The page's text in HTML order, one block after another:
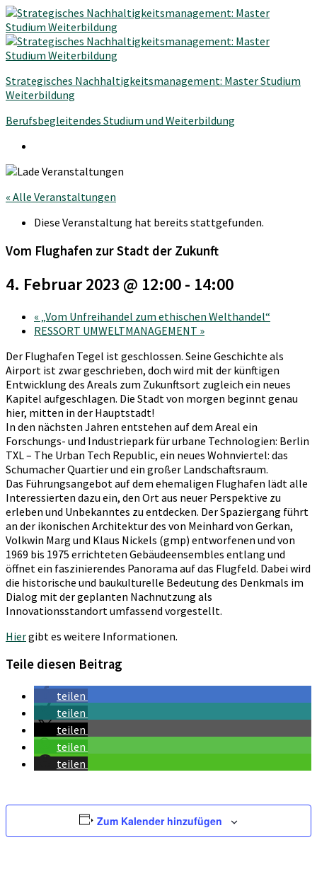
Strategisches Nachhaltigkeitsmanagement: Master Studium
Weiterbildung
Berufsbegleitendes Studium und Weiterbildung
« Alle Veranstaltungen
Diese Veranstaltung hat bereits stattgefunden.
Vom Flughafen zur Stadt der Zukunft
4. Februar 2023 @ 12:00- 14:00
« „Vom Unfreihandel zum ethischen Welthandel“
RESSORT UMWELTMANAGEMENT »
Der Flughafen Tegel ist geschlossen. Seine Geschichte als
Airport ist zwar geschrieben, doch wird mit der künftigen
Entwicklung des Areals zum Zukunftsort zugleich ein neues
Kapitel aufgeschlagen. Die Stadt von morgen beginnt genau
hier, mitten in der Hauptstadt!
In den nächsten Jahren entstehen auf dem Areal ein
Forschungs- und Industriepark für urbane Technologien: Berlin
TXL – The Urban Tech Republic, ein neues Wohnviertel: das
Schumacher Quartier und ein großer Landschaftsraum.
Das Führungsangebot auf dem ehemaligen Flughafen lädt alle
Interessierten dazu ein, den Ort aus neuer Perspektive zu
erleben und Unbekanntes zu entdecken. Der Spaziergang führt
an der ikonischen Architektur des von Meinhard von Gerkan,
Volkwin Marg und Klaus Nickels (gmp) entworfenen und von
1969 bis 1975 errichteten Gebäudeensembles entlang und
öffnet ein faszinierendes Panorama auf das Flugfeld. Dabei wird
die historische und baukulturelle Bedeutung des Denkmals im
Dialog mit der geplanten Nachnutzung als
Innovationsstandort umfassend vorgestellt.
Hiergibt es weitere Informationen.
Teile diesen Beitrag
teilen
teilen
teilen
teilen
teilen
Zum Kalender hinzufügen